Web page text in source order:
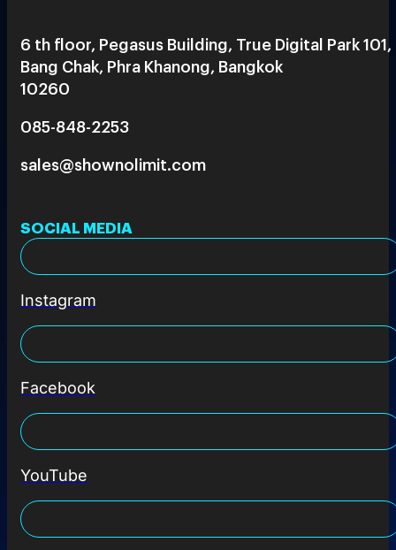
6 th floor, Pegasus Building, True Digital Park 101,
Bang Chak, Phra Khanong, Bangkok
10260
085-848-2253
sales@shownolimit.com
SOCIAL MEDIA
Instagram
Facebook
YouTube